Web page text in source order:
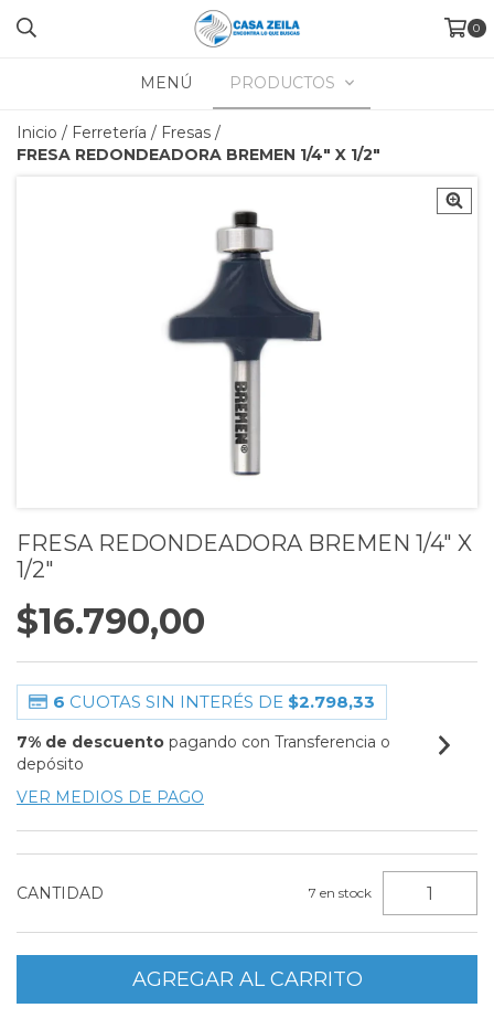
0
MENÚ PRODUCTOS
Inicio / Ferretería / Fresas /
FRESA REDONDEADORA BREMEN 1/4" X 1/2"
FRESA REDONDEADORA BREMEN 1/4" X
1/2"
$16.790,00
6 CUOTAS SIN INTERÉS DE $2.798,33
7% de descuento pagando con Transferencia o
depósito
VER MEDIOS DE PAGO
CANTIDAD 7 en stock